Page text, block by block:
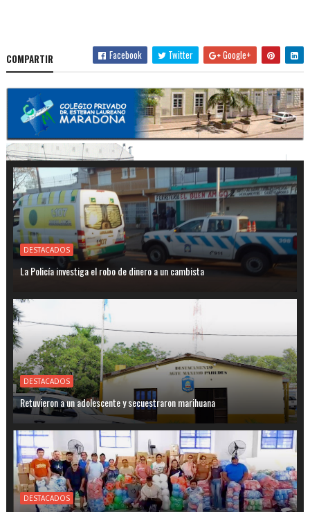
COMPARTIR Facebook Twitter Google+
DESTACADOS
La Policía investiga el robo de dinero a un cambista
DESTACADOS
Retuvieron a un adolescente y secuestraron marihuana
DESTACADOS